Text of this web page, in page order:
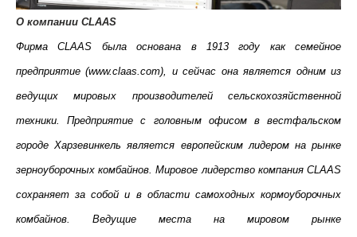
О компании CLAAS
Фирма CLAAS была основана в 1913 году как семейное
предприятие (www.claas.com), и сейчас она является одним из
ведущих мировых производителей сельскохозяйственной
техники. Предприятие с головным офисом в вестфальском
городе Харзевинкель является европейским лидером на рынке
зерноуборочных комбайнов. Мировое лидерство компания CLAAS
сохраняет за собой и в области самоходных кормоуборочных
комбайнов. Ведущие места на мировом рынке